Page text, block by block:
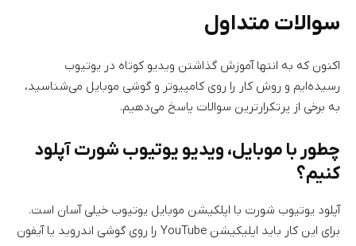
سوالات متداول
اکنون که به انتها آموزش گذاشتن ویدیو کوتاه در یوتیوب
رسیده‌ایم و روش کار را روی کامپیوتر و گوشی موبایل می‌شناسید،
به برخی از پرتکرارترین سوالات پاسخ می‌دهیم.
چطور با موبایل، ویدیو یوتیوب شورت آپلود
کنیم؟
آپلود یوتیوب شورت با اپلکیشن موبایل یوتیوب خیلی آسان است.
برای این کار باید اپلیکیشن YouTube را روی گوشی اندروید یا آیفون